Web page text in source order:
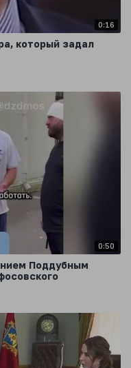
0:16
который задал
0:50
Поддубным